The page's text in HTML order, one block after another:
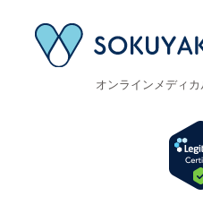
オンラインメディ